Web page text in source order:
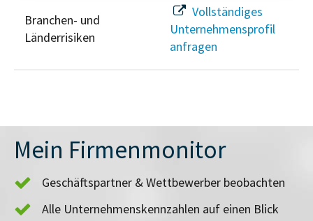
Branchen- und
Länderrisiken
Vollständiges
Unternehmensprofil
anfragen
Mein Firmenmonitor
Geschäftspartner & Wettbewerber beobachten
Alle Unternehmenskennzahlen auf einen Blick